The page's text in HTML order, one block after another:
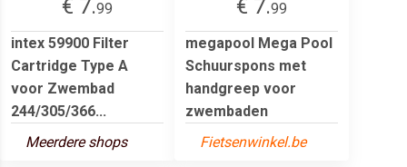
€ 7.99
intex 59900 Filter
Cartridge Type A
voor Zwembad
244/305/366...
Meerdere shops
€ 7.99
megapool Mega Pool
Schuurspons met
handgreep voor
zwembaden
Fietsenwinkel.be